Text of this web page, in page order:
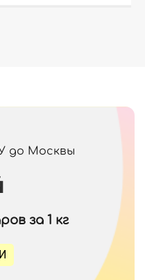
до Москвы
за 1 кг